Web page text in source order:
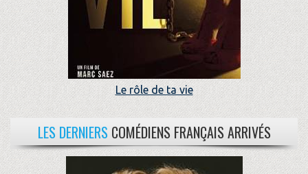
Le rôle de ta vie
LES DERNIERS COMÉDIENS FRANÇAIS ARRIVÉS